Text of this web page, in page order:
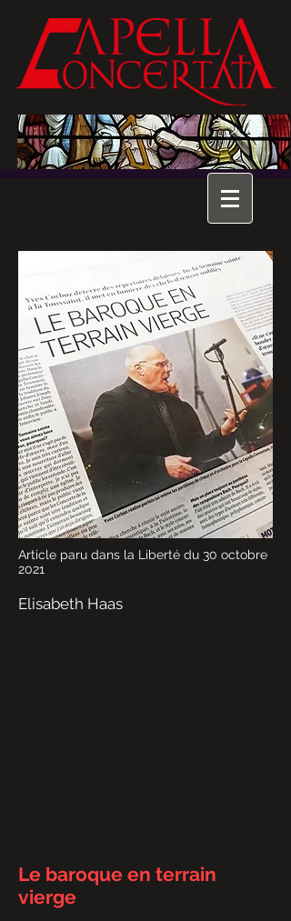
Article paru dans la Liberté du 30 octobre
2021
Elisabeth Haas
Le baroque en terrain
vierge